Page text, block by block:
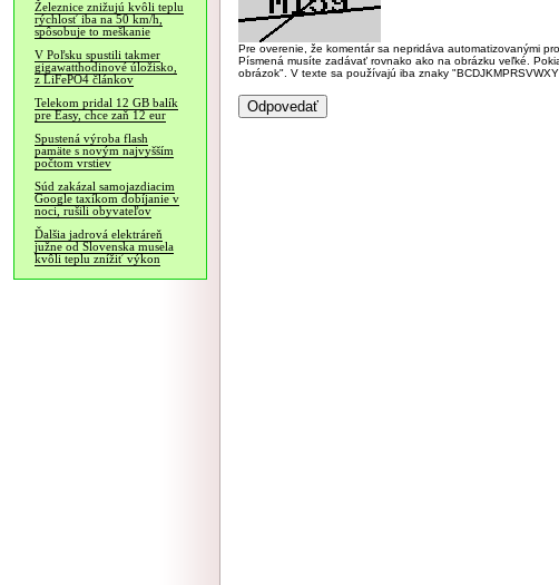
Železnice znižujú kvôli teplu
rýchlosť iba na 50 km/h,
spôsobuje to meškanie
V Poľsku spustili takmer
gigawatthodinové úložisko,
z LiFePO4 článkov
Telekom pridal 12 GB balík
pre Easy, chce zaň 12 eur
Spustená výroba flash
pamäte s novým najvyšším
počtom vrstiev
Súd zakázal samojazdiacim
Google taxíkom dobíjanie v
noci, rušili obyvateľov
Ďalšia jadrová elektráreň
južne od Slovenska musela
kvôli teplu znížiť výkon
Pre overenie, že komentár sa nepridáva automatizovanými
Písmená musíte zadávať rovnako ako na obrázku veľké.
obrázok". V texte sa používajú iba znaky